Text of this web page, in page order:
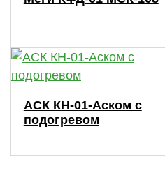
АСК КН-01-Аском с
подогревом